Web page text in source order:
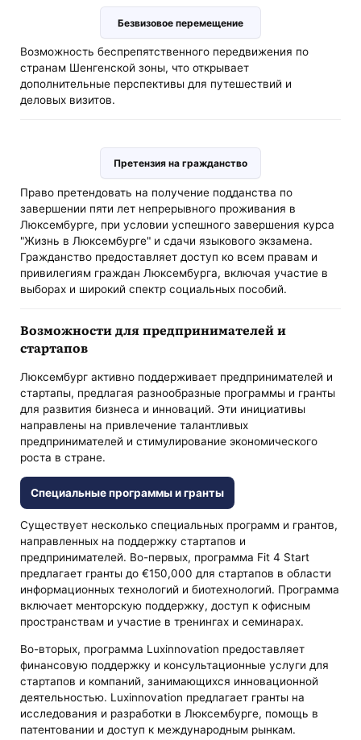
Безвизовое перемещение
Возможность беспрепятственного передвижения по
странам Шенгенской зоны, что открывает
дополнительные перспективы для путешествий и
деловых визитов.
Претензия на гражданство
Право претендовать на получение подданства по
завершении пяти лет непрерывного проживания в
Люксембурге, при условии успешного завершения курса
"Жизнь в Люксембурге" и сдачи языкового экзамена.
Гражданство предоставляет доступ ко всем правам и
привилегиям граждан Люксембурга, включая участие в
выборах и широкий спектр социальных пособий.
Возможности для предпринимателей и
стартапов
Люксембург активно поддерживает предпринимателей и
стартапы, предлагая разнообразные программы и гранты
для развития бизнеса и инноваций. Эти инициативы
направлены на привлечение талантливых
предпринимателей и стимулирование экономического
роста в стране.
Специальные программы и гранты
Существует несколько специальных программ и грантов,
направленных на поддержку стартапов и
предпринимателей. Во-первых, программа Fit 4 Start
предлагает гранты до €150,000 для стартапов в области
информационных технологий и биотехнологий. Программа
включает менторскую поддержку, доступ к офисным
пространствам и участие в тренингах и семинарах.
Во-вторых, программа Luxinnovation предоставляет
финансовую поддержку и консультационные услуги для
стартапов и компаний, занимающихся инновационной
деятельностью. Luxinnovation предлагает гранты на
исследования и разработки в Люксембурге, помощь в
патентовании и доступ к международным рынкам.